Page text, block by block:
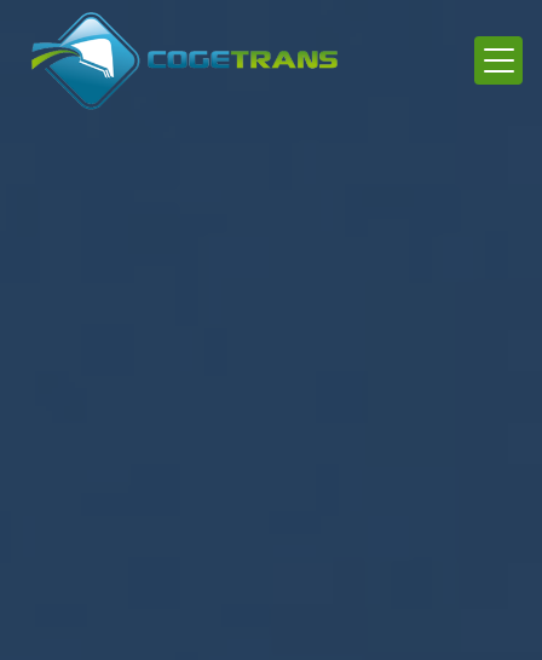
Panneau de gestion des cookies